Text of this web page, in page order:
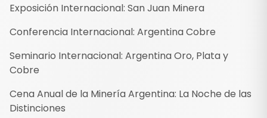
Exposición Internacional: San Juan Minera
Conferencia Internacional: Argentina Cobre
Seminario Internacional: Argentina Oro, Plata y
Cobre
Cena Anual de la Minería Argentina: La Noche de las
Distinciones